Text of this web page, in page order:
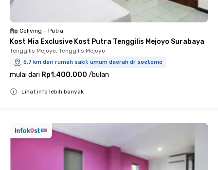
Coliving • Putra
Kost Mia Exclusive Kost Putra Tenggilis Mejoyo Surabaya
Tenggilis Mejoyo, Tenggilis Mejoyo
5.7 km dari rumah sakit umum daerah dr soetomo
mulai dari Rp1.400.000 /bulan
Lihat info lebih banyak